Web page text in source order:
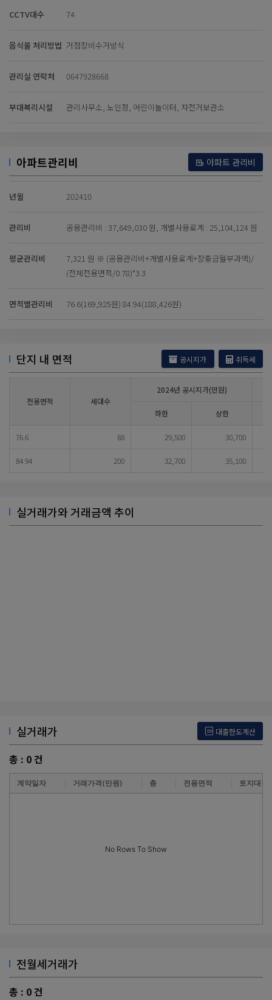
CCTV대수 74
음식물 처리방법 거점장비수거방식
관리실 연락처 0647928668
부대복리시설 관리사무소, 노인정, 어린이놀이터, 자전거보관소
아파트관리비 아파트 관리비
년월 202410
관리비 공용관리비 : 37,649,030 원, 개별사용료계 : 25,104,124 원
평균관리비
7,321 원 ※ (공용관리비+개별사용료계+장충금월부과액)/
(전체전용면적/0.78)*3.3
면적별관리비 76.6(169,925원) 84.94(188,426원)
단지 내 면적 공시지가 취득세
전용면적 세대수
2024년 공시지가(만원)
하한 상한
76.6 88 29,500 30,700
84.94 200 32,700 35,100
실거래가와 거래금액 추이
실거래가 대출한도계산
총 : 0건
계약일자 거래가격(만원) 층 전용면적 토지대장
No Rows To Show
전월세거래가
총 : 0건